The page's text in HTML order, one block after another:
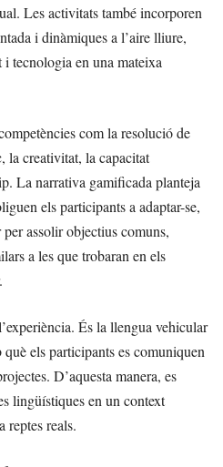
Les activitats també incorporen
i dinàmiques a l’aire lliure,
tecnologia en una mateixa
com la resolució de
la creativitat, la capacitat
La narrativa gamificada planteja
els participants a adaptar-se,
assolir objectius comuns,
a les que trobaran en els
És la llengua vehicular
els participants es comuniquen
D’aquesta manera, es
lingüístiques en un context
reptes reals.